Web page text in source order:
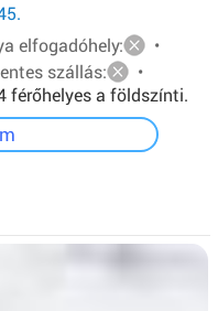
elfogadóhely:
•
szállás:
•
férőhelyes a földszínti.
franciaágy és két ill.